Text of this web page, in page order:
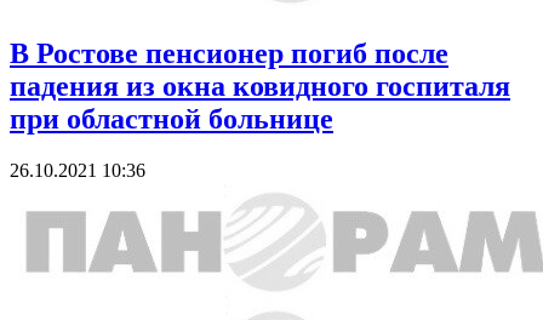
В Ростове пенсионер погиб после
падения из окна ковидного госпиталя
при областной больнице
26.10.2021 10:36